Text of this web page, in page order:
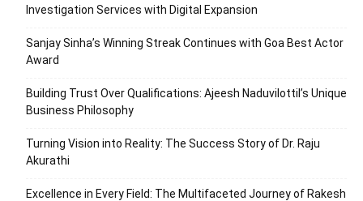
Investigation Services with Digital Expansion
Sanjay Sinha’s Winning Streak Continues with Goa Best Actor
Award
Building Trust Over Qualifications: Ajeesh Naduvilottil’s Unique
Business Philosophy
Turning Vision into Reality: The Success Story of Dr. Raju
Akurathi
Excellence in Every Field: The Multifaceted Journey of Rakesh